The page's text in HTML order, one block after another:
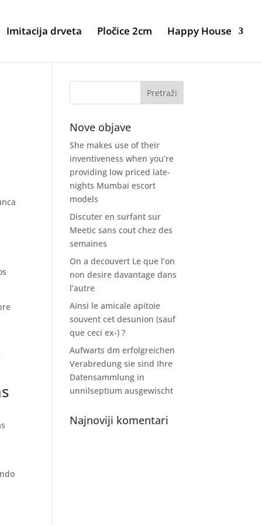
Imitacija drveta Pločice 2cm Happy House
Nove objave
She makes use of their
inventiveness when you’re
providing low priced late-
nights Mumbai escort
models
Discuter en surfant sur
Meetic sans cout chez des
semaines
On a decouvert Le que l’on
non desire davantage dans
l’autre
Ainsi le amicale apitoie
souvent cet desunion (sauf
que ceci ex-) ?
Aufwarts dm erfolgreichen
Verabredung sie sind Ihre
Datensammlung in
unnilseptium ausgewischt
Najnoviji komentari